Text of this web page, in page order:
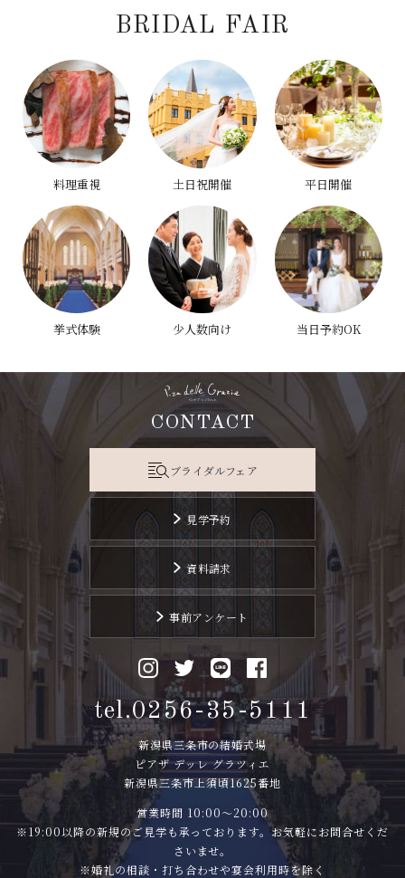
BRIDAL FAIR
料理重視 土日祝開催 平日開催
挙式体験 少人数向け 当日予約OK
CONTACT
ブライダルフェア
見学予約
資料請求
事前アンケート
tel.0256-35-5111
新潟県三条市の結婚式場
ピアザ デッレ グラツィエ
新潟県三条市上須頃1625番地
営業時間 10:00〜20:00
※19:00以降の新規のご見学も承っております。お気軽にお問合せくだ
さいませ。
※婚礼の相談・打ち合わせや宴会利用時を除く